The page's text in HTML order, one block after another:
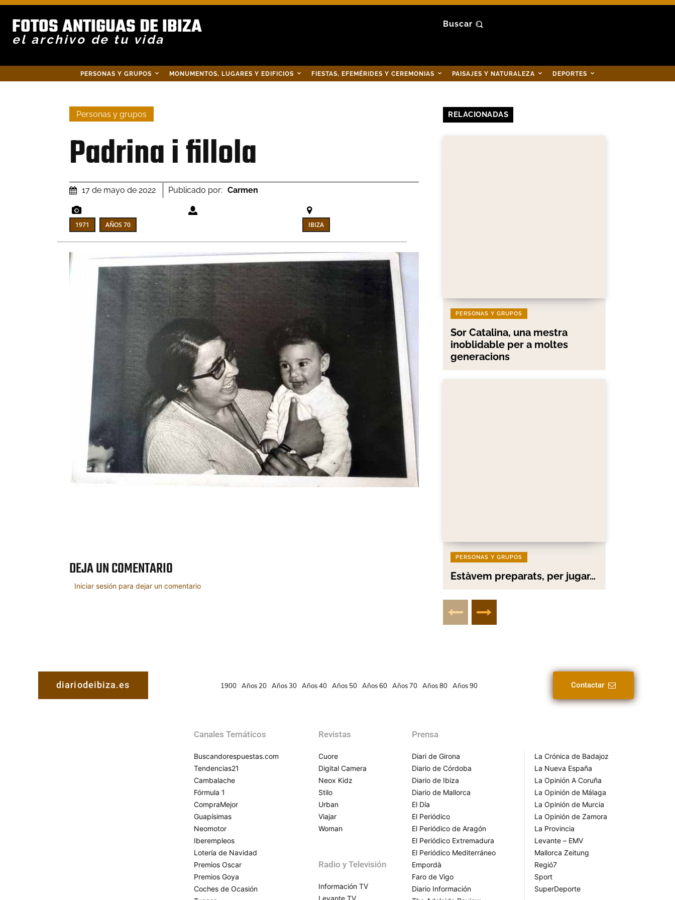
FOTOS ANTIGUAS DE IBIZA
el archivo de tu vida
Buscar
PERSONAS Y GRUPOS MONUMENTOS, LUGARES Y EDIFICIOS FIESTAS, EFEMÉRIDES Y CEREMONIAS PAISAJES Y NATURALEZA DEPORTES
Personas y grupos
Padrina i fillola
17 de mayo de 2022 Publicado por: Carmen
1971 AÑOS 70 IBIZA
DEJA UN COMENTARIO
Iniciar sesión para dejar un comentario
RELACIONADAS
PERSONAS Y GRUPOS
Sor Catalina, una mestra
inoblidable per a moltes
generacions
PERSONAS Y GRUPOS
Estàvem preparats, per jugar…
diariodeibiza.es 1900 Años 20 Años 30 Años 40 Años 50 Años 60 Años 70 Años 80 Años 90 Contactar
Canales Temáticos
Buscandorespuestas.com
Tendencias21
Cambalache
Fórmula 1
CompraMejor
Guapísimas
Neomotor
Iberempleos
Lotería de Navidad
Premios Oscar
Premios Goya
Coches de Ocasión
Revistas
Cuore
Digital Camera
Neox Kidz
Stilo
Urban
Viajar
Woman
Radio y Televisión
Información TV
Prensa
Diari de Girona
Diario de Córdoba
Diario de Ibiza
Diario de Mallorca
El Día
El Periódico
El Periódico de Aragón
El Periódico Extremadura
El Periódico Mediterráneo
Empordà
Faro de Vigo
Diario Información
La Crónica de Badajoz
La Nueva España
La Opinión A Coruña
La Opinión de Málaga
La Opinión de Murcia
La Opinión de Zamora
La Provincia
Levante – EMV
Mallorca Zeitung
Regió7
Sport
SuperDeporte